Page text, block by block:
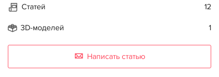
Статей 12
3D-моделей 1
Написать статью